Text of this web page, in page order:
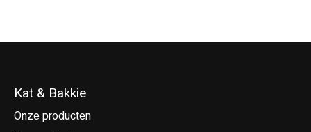
Kat & Bakkie
Onze producten